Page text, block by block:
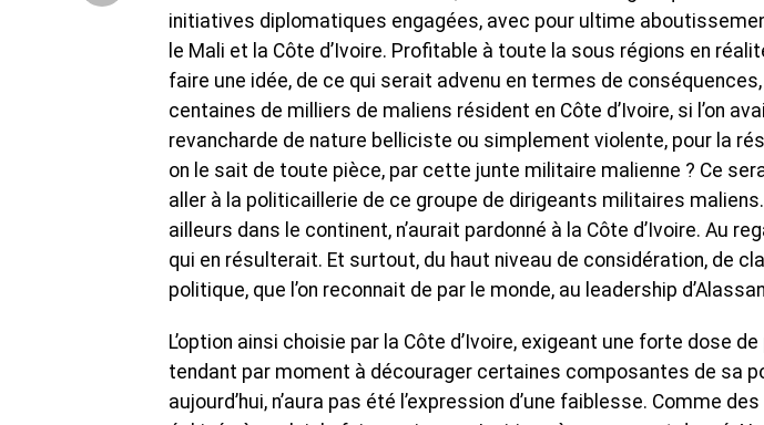
initiatives diplomatiques engagées, avec pour ultime
le Mali et la Côte d’Ivoire. Profitable à toute la sous régions en
faire une idée, de ce qui serait advenu en termes de
centaines de milliers de maliens résident en Côte d’Ivoire, si l’on
revancharde de nature belliciste ou simplement violente, pour la
on le sait de toute pièce, par cette junte militaire malienne ? Ce
aller à la politicaillerie de ce groupe de dirigeants militaires
ailleurs dans le continent, n’aurait pardonné à la Côte d’Ivoire. Au
qui en résulterait. Et surtout, du haut niveau de considération, de
politique, que l’on reconnait de par le monde, au leadership
L’option ainsi choisie par la Côte d’Ivoire, exigeant une forte dose
tendant par moment à décourager certaines composantes de sa
aujourd’hui, n’aura pas été l’expression d’une faiblesse. Comme